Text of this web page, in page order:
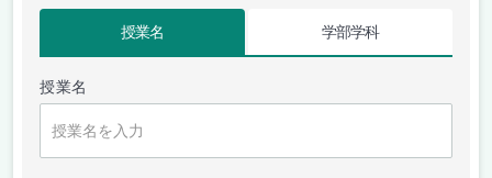
授業名 学部学科
授業名